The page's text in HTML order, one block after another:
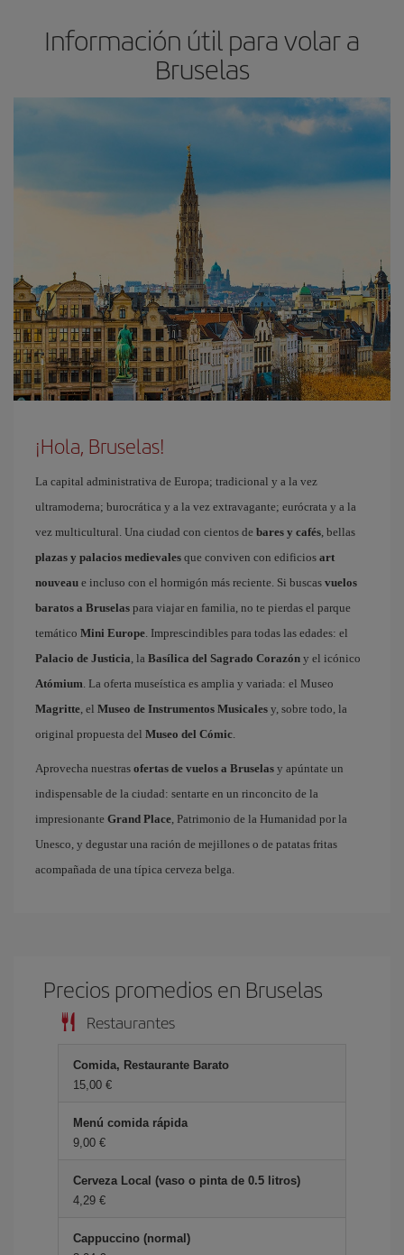
Información útil para volar a
Bruselas
¡Hola, Bruselas!
La capital administrativa de Europa; tradicional y a la vez
ultramoderna; burocrática y a la vez extravagante; eurócrata y a la
vez multicultural. Una ciudad con cientos de bares y cafés, bellas
plazas y palacios medievales que conviven con edificios art
nouveau e incluso con el hormigón más reciente. Si buscas vuelos
baratos a Bruselas para viajar en familia, no te pierdas el parque
temático Mini Europe. Imprescindibles para todas las edades: el
Palacio de Justicia, la Basílica del Sagrado Corazón y el icónico
Atómium. La oferta museística es amplia y variada: el Museo
Magritte, el Museo de Instrumentos Musicales y, sobre todo, la
original propuesta del Museo del Cómic.
Aprovecha nuestras ofertas de vuelos a Bruselas y apúntate un
indispensable de la ciudad: sentarte en un rinconcito de la
impresionante Grand Place, Patrimonio de la Humanidad por la
Unesco, y degustar una ración de mejillones o de patatas fritas
acompañada de una típica cerveza belga.
Precios promedios en Bruselas
Restaurantes
Comida, Restaurante Barato
15,00 €
Menú comida rápida
9,00 €
Cerveza Local (vaso o pinta de 0.5 litros)
4,29 €
Cappuccino (normal)